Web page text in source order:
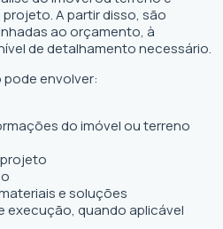
A partir disso, são
ao orçamento, à
de detalhamento necessário.
pode envolver:
do imóvel ou terreno
e soluções
execução, quando aplicável